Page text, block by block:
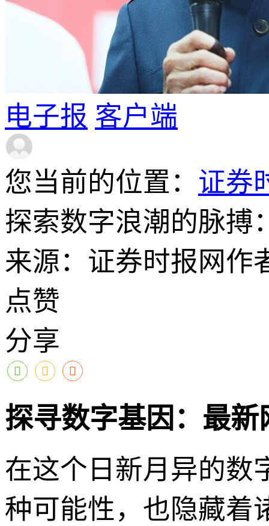
电子报 客户端
您当前的位置： 证券
探索数字浪潮的脉搏
来源：证券时报网作
点赞
分享
探寻数字基因：最
在这个日新月异的数
种可能性，也隐藏着